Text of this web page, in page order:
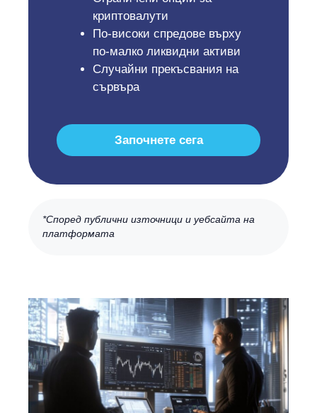
криптовалути
По-високи спредове върху
по-малко ликвидни активи
Случайни прекъсвания на
сървъра
Започнете сега
*Според публични източници и уебсайта на
платформата